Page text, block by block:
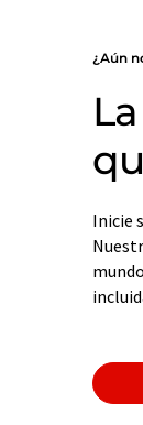
¿Aún
Inicie